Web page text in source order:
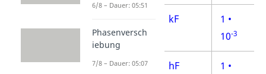
kF
1 •
10-3
Hektofarad hF
1 •
6/8 – Dauer: 05:51
Phasenversch
iebung
7/8 – Dauer: 05:07